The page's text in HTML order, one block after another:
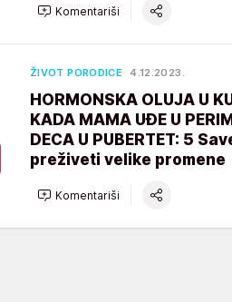
Komentariši
ŽIVOT PORODICE 4.12.2023.
HORMONSKA OLUJA U
KADA MAMA UĐE U
DECA U PUBERTET: 5
preživeti velike promene
Komentariši